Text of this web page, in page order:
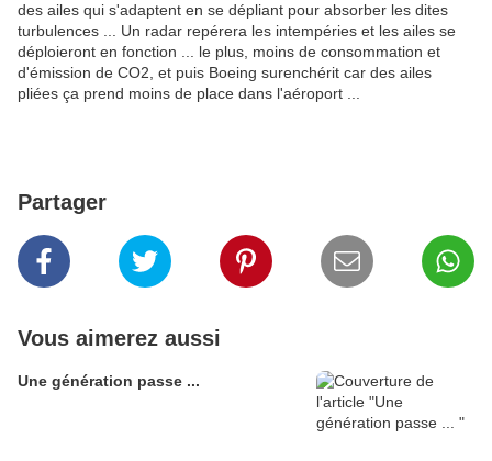
des ailes qui s'adaptent en se dépliant pour absorber les dites
turbulences ... Un radar repérera les intempéries et les ailes se
déploieront en fonction ... le plus, moins de consommation et
d'émission de CO2, et puis Boeing surenchérit car des ailes
pliées ça prend moins de place dans l'aéroport ...
Partager
Vous aimerez aussi
Une génération passe ...